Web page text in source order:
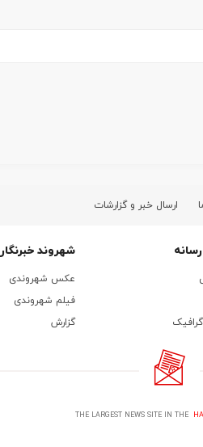
ارسال خبر و گزارشات
شهروند خبرنگار
عکس شهروندی
فیلم شهروندی
گزارش
THE LARGEST NEWS SITE IN THE